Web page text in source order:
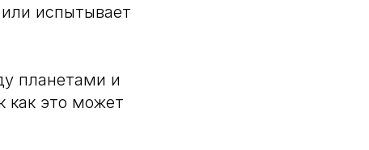
испытывает
планетами и
как это может